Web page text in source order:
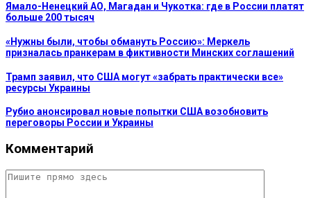
Ямало-Ненецкий АО, Магадан и Чукотка: где в России платят
больше 200 тысяч
«Нужны были, чтобы обмануть Россию»: Меркель
призналась пранкерам в фиктивности Минских соглашений
Трамп заявил, что США могут «забрать практически все»
ресурсы Украины
Рубио анонсировал новые попытки США возобновить
переговоры России и Украины
Комментарий